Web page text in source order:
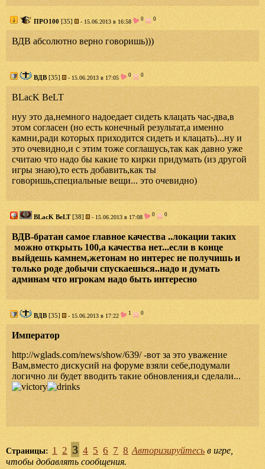
ПРО100 [35] - 15.06.2013 в 16:58 0 0
ВДВ абсолютно верно говоришь)))
ВДВ [35] - 15.06.2013 в 17:05 0 0
BLacK BeLT
нуу это да,немного надоедает сидеть клацать час-два,в
этом согласен (но есть конечный результат,а именно
камни,ради которых приходится сидеть и клацать)...ну и
это очевидно,и с этим тоже соглашусь,так как давно уже
считаю что надо бы какие то кирки придумать (из другой
игры знаю),то есть добавить,как ты
говоришь,специальные вещи... это очевидно)
BLacK BeLT[38] - 15.06.2013 в 17:08 0 0
ВДВ-братан самое главное качества ..локации таких
можно открыть 100,а качества нет...если в конце
выйдешь камнем,жетонам но интерес не получишь и
только роде добычи спускаешься..надо и думать
админам что игрокам надо быть интересно
ВДВ [35] - 15.06.2013 в 17:22 1 0
Император
http://wglads.com/news/show/639/ -вот за это уважение
Вам,вместо дискусий на форуме взяли себе,подумали
логично ли будет вводить такие обновления,и сделали...
Страницы: 1 2 3 4 5 6 7 8 Авторизируйтесь в игре,
чтобы добавлять сообщения.